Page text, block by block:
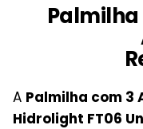
A Palmilha com 3
Hidrolight FT06